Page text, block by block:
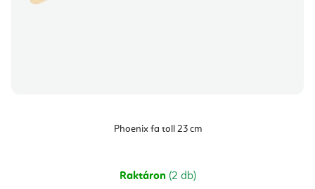
Phoenix fa toll 23 cm
Raktáron (2 db)